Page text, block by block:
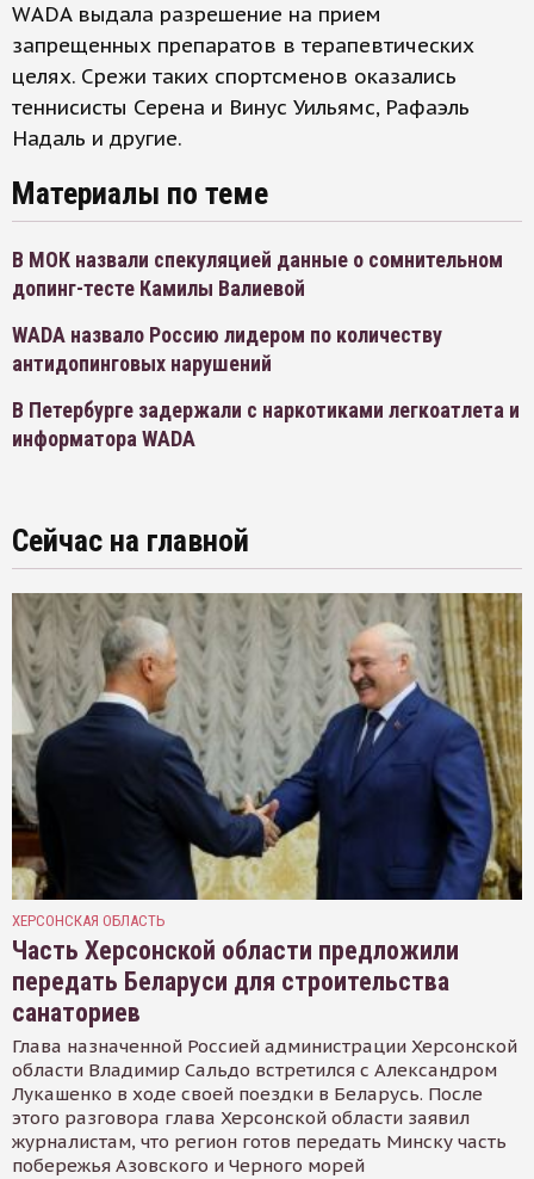
WADA выдала разрешение на прием
запрещенных препаратов в терапевтических
целях. Срежи таких спортсменов оказались
теннисисты Серена и Винус Уильямс, Рафаэль
Надаль и другие.
Материалы по теме
В МОК назвали спекуляцией данные о сомнительном
допинг-тесте Камилы Валиевой
WADA назвало Россию лидером по количеству
антидопинговых нарушений
В Петербурге задержали с наркотиками легкоатлета и
информатора WADA
Сейчас на главной
ХЕРСОНСКАЯ ОБЛАСТЬ
Часть Херсонской области предложили
передать Беларуси для строительства
санаториев
Глава назначенной Россией администрации Херсонской
области Владимир Сальдо встретился с Александром
Лукашенко в ходе своей поездки в Беларусь. После
этого разговора глава Херсонской области заявил
журналистам, что регион готов передать Минску часть
побережья Азовского и Черного морей